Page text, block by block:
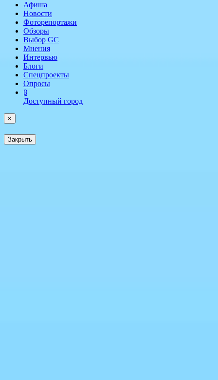
Афиша
Новости
Фоторепортажи
Обзоры
Выбор GC
Мнения
Интервью
Блоги
Спецпроекты
Опросы
β
Доступный город
×
Закрыть